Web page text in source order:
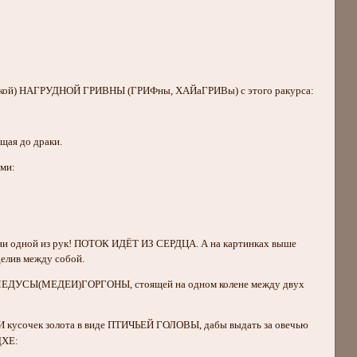
НАГРУДНОЙ ГРИВНЫ (ГРИФны, ХАЙаГРИВы) с этого ракурса:
до драки.
одной из рук! ПОТОК ИДЁТ ИЗ СЕРДЦА. А на картинках выше
между собой.
стоящей на одном колене между двух
золота в виде ПТИЧЬЕЙ ГОЛОВЫ, дабы выдать за овечью